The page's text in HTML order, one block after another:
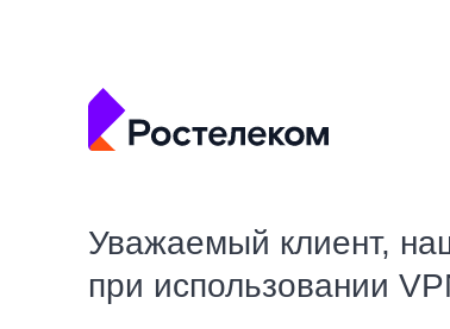
Уважаемый клиент,
при использовании